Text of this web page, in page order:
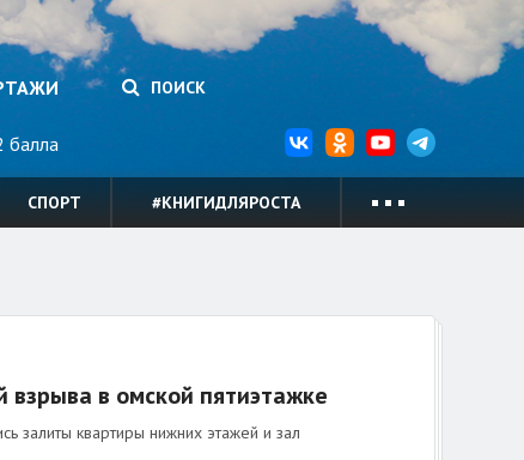
ПОИСК
балла
СПОРТ #КНИГИДЛЯРОСТА
в омской пятиэтажке
залиты квартиры нижних этажей и зал